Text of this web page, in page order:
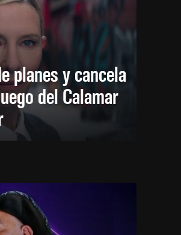
planes y cancela
del Calamar